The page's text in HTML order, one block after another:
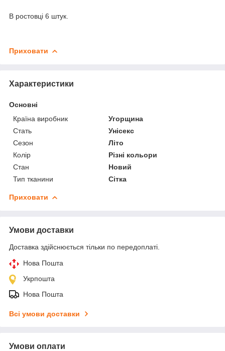
В ростовці 6 штук.
Приховати
Характеристики
Основні
Країна виробник
Угорщина
Стать
Унісекс
Сезон
Літо
Колір
Різні кольори
Стан
Новий
Тип тканини
Сітка
Приховати
Умови доставки
Доставка здійснюється тільки по передоплаті.
Нова Пошта
Укрпошта
Нова Пошта
Всі умови доставки
Умови оплати